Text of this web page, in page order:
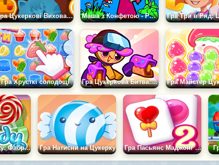
Гра Цукеркові Вихованці Маша з Конфетою - Розмальовка
Гра Хрусткі солодощі Гра Цукеркова Битва: Солодкі Ті, що Вижили
Гра Готуємо Їжу: Фабрика Цукерок Гра Натисни на Цукерку Гра Пасьянс Маджонг Цукерки 2